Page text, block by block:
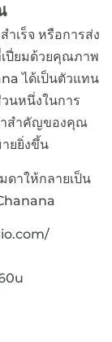
ำเร็จ หรือการส่ง
ปี่ยมด้วยคุณภาพ
ได้เป็นตัวแทน
นหนึ่งในการ
าสำคัญของคุณ
ยยิ่งขึ้น
ดาให้กลายเป็น